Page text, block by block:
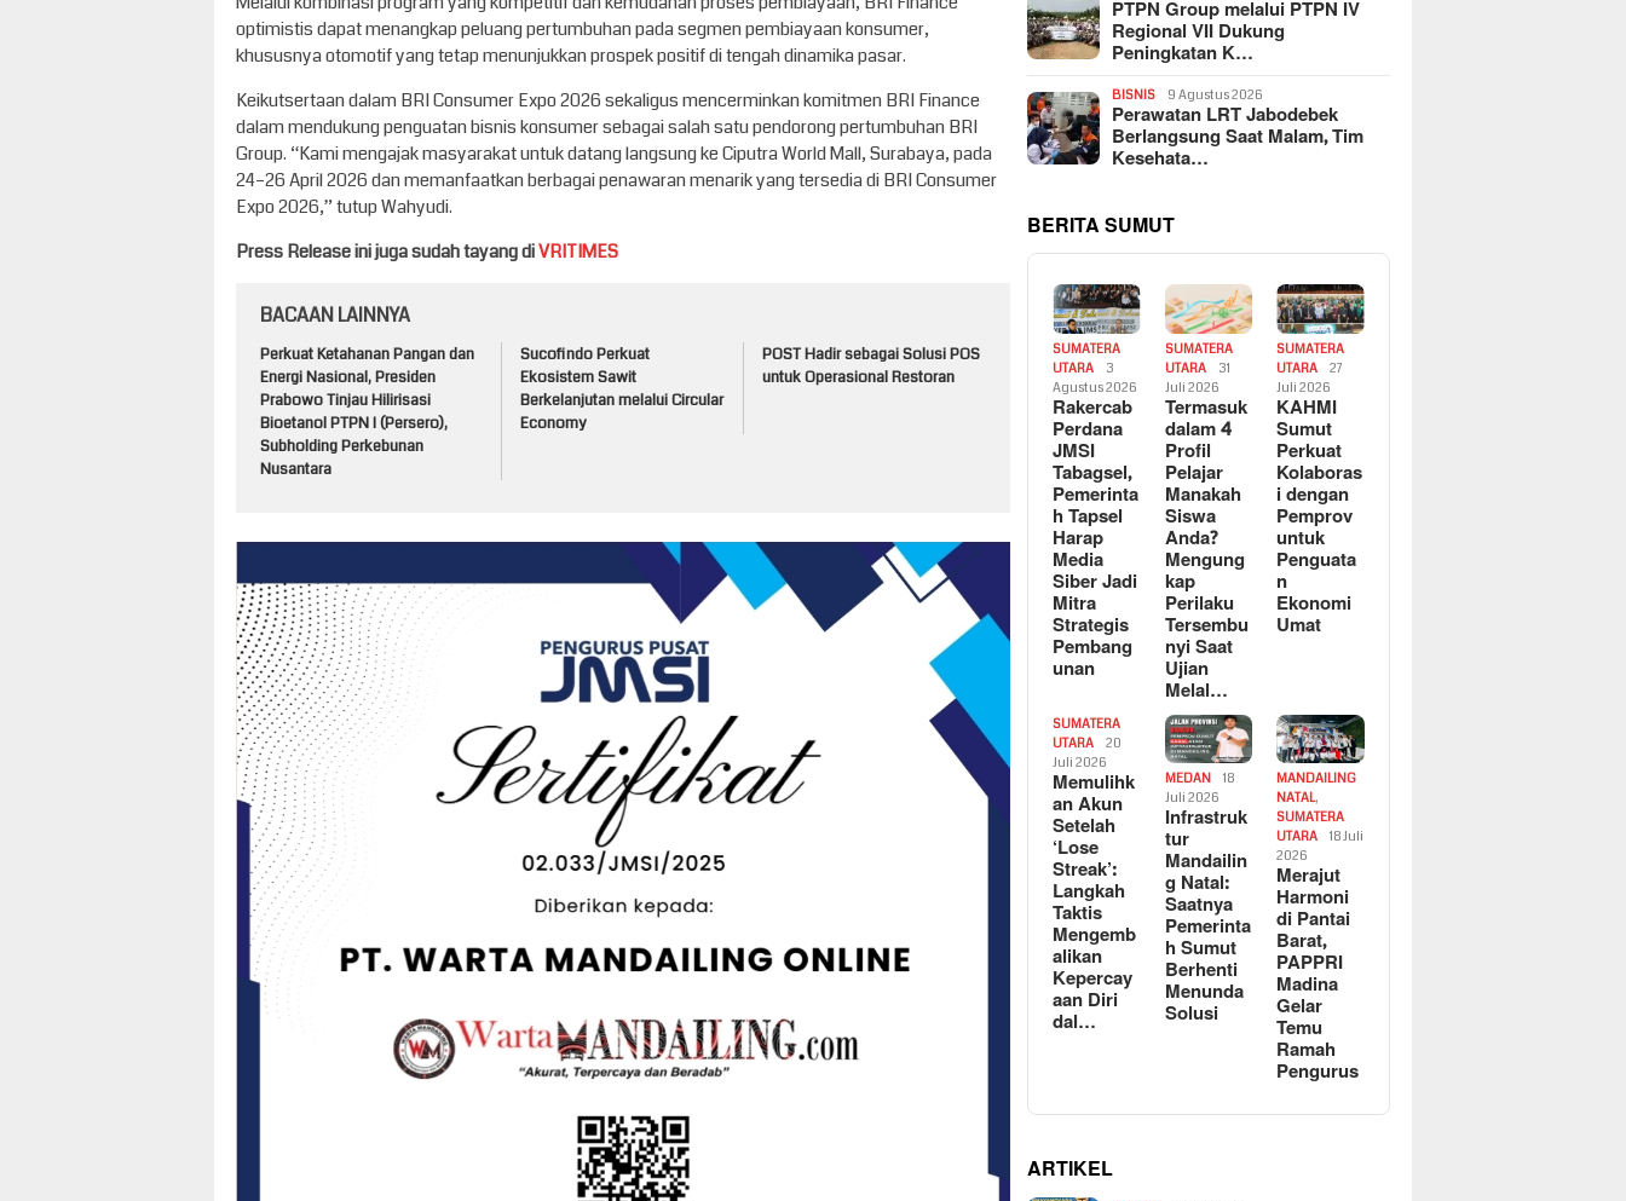
optimistis dapat menangkap peluang pertumbuhan pada segmen pembiayaan konsumer,
khususnya otomotif yang tetap menunjukkan prospek positif di tengah dinamika pasar.
Keikutsertaan dalam BRI Consumer Expo 2026 sekaligus mencerminkan komitmen BRI Finance
dalam mendukung penguatan bisnis konsumer sebagai salah satu pendorong pertumbuhan BRI
Group. “Kami mengajak masyarakat untuk datang langsung ke Ciputra World Mall, Surabaya, pada
24–26 April 2026 dan memanfaatkan berbagai penawaran menarik yang tersedia di BRI Consumer
Expo 2026,” tutup Wahyudi.
Press Release ini juga sudah tayang diVRITIMES
BACAAN LAINNYA
Perkuat Ketahanan Pangan dan
Energi Nasional, Presiden
Prabowo Tinjau Hilirisasi
Bioetanol PTPN I (Persero),
Subholding Perkebunan
Nusantara
Sucofindo Perkuat
Ekosistem Sawit
Berkelanjutan melalui Circular
Economy
POST Hadir sebagai Solusi POS
untuk Operasional Restoran
PTPN Group melalui PTPN IV
Regional VII Dukung
Peningkatan K…
BISNIS 9 Agustus 2026
Perawatan LRT Jabodebek
Berlangsung Saat Malam, Tim
Kesehata…
BERITA SUMUT
SUMATERA
UTARA
3
Agustus 2026
Rakercab
Perdana
JMSI
Tabagsel,
Pemerinta
h Tapsel
Harap
Media
Siber Jadi
Mitra
Strategis
Pembang
unan
SUMATERA
UTARA
31
Juli 2026
Termasuk
dalam 4
Profil
Pelajar
Manakah
Siswa
Anda?
Mengung
kap
Perilaku
Tersembu
nyi Saat
Ujian
Melal…
SUMATERA
UTARA
27
Juli 2026
KAHMI
Sumut
Perkuat
Kolaboras
i dengan
Pemprov
untuk
Penguata
n
Ekonomi
Umat
SUMATERA
UTARA
20
Juli 2026
Memulihk
an Akun
Setelah
‘Lose
Streak’:
Langkah
Taktis
Mengemb
alikan
Kepercay
aan Diri
dal…
MEDAN
18
Juli 2026
Infrastruk
tur
Mandailin
g Natal:
Saatnya
Pemerinta
h Sumut
Berhenti
Menunda
Solusi
MANDAILING
NATAL,
SUMATERA
UTARA
18 Juli
2026
Merajut
Harmoni
di Pantai
Barat,
PAPPRI
Madina
Gelar
Temu
Ramah
Pengurus
ARTIKEL